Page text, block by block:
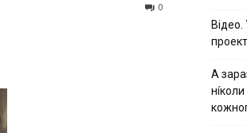
0
Вiдeo.
А